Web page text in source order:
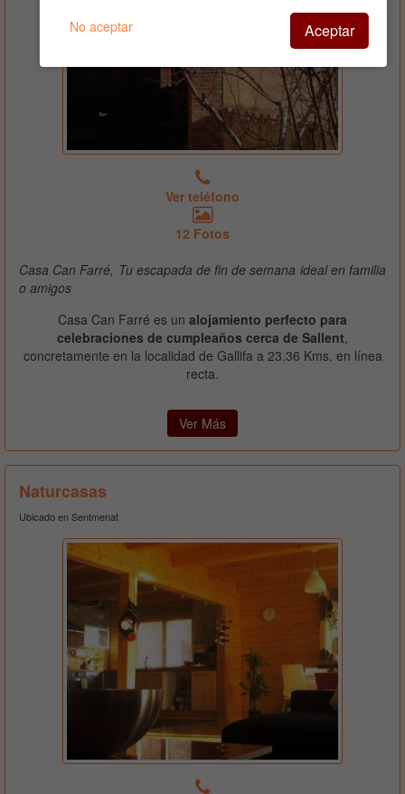
Ver teléfono
12 Fotos
Casa Can Farré, Tu escapada de fin de semana ideal en familia
o amigos
Casa Can Farré es un alojamiento perfecto para
celebraciones de cumpleaños cerca de Sallent,
concretamente en la localidad de Gallifa a 23.36 Kms. en línea
recta.
Ver Más
Naturcasas
Ubicado en Sentmenat
No aceptar Aceptar